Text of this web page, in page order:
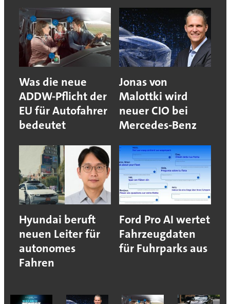
Was die neue
ADDW-Pflicht der
EU für Autofahrer
bedeutet
Jonas von
Malottki wird
neuer CIO bei
Mercedes-Benz
Hyundai beruft
neuen Leiter für
autonomes
Fahren
Ford Pro AI wertet
Fahrzeugdaten
für Fuhrparks aus